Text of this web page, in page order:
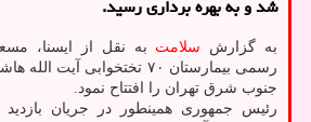
شد و به بهره برداری رسید.
به گزارش سلامت به نقل از ایسنا،
رسمی بیمارستان ۷۰ تختخوابی
جنوب شرق تهران را افتتاح نمود.
رئیس جمهوری همینطور در جریان